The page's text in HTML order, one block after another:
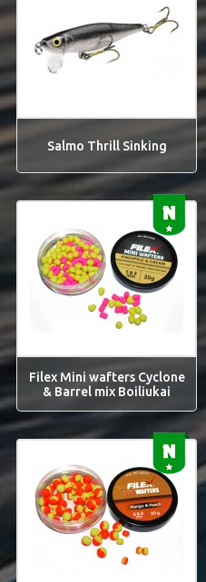
Salmo Thrill Sinking
Filex Mini wafters Cyclone
& Barrel mix Boiliukai